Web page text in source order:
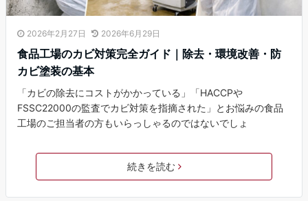
2026年2月27日 2026年6月29日
食品工場のカビ対策完全ガイド｜除去・環境改善・防
カビ塗装の基本
「カビの除去にコストがかかっている」「HACCPや
FSSC22000の監査でカビ対策を指摘された」とお悩みの食品
工場のご担当者の方もいらっしゃるのではないでしょ
続きを読む